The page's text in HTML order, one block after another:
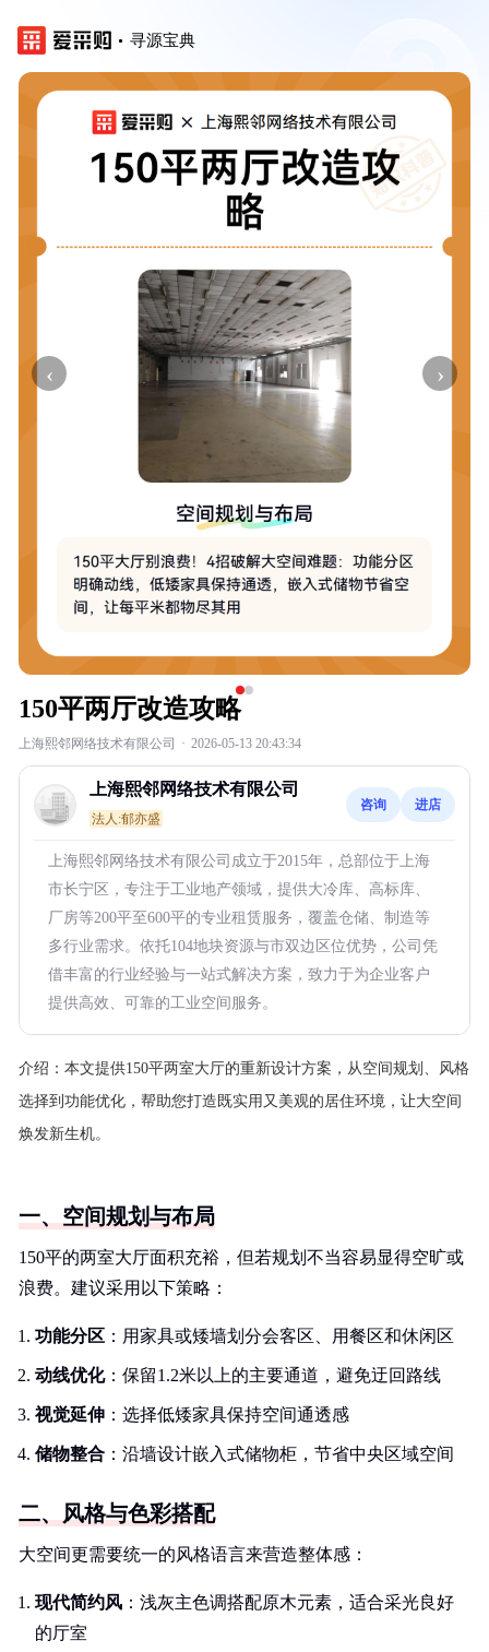
寻源宝典
‹ ›
150平两厅改造攻略
上海熙邻网络技术有限公司 · 2026-05-13 20:43:34
上海熙邻网络技术有限公司
法人:郁亦盛
咨询 进店
上海熙邻网络技术有限公司成立于2015年，总部位于上海
市长宁区，专注于工业地产领域，提供大冷库、高标库、
厂房等200平至600平的专业租赁服务，覆盖仓储、制造等
多行业需求。依托104地块资源与市双边区位优势，公司凭
借丰富的行业经验与一站式解决方案，致力于为企业客户
提供高效、可靠的工业空间服务。
介绍： 本文提供150平两室大厅的重新设计方案，从空间规划、风格
选择到功能优化，帮助您打造既实用又美观的居住环境，让大空间
焕发新生机。
一、空间规划与布局
150平的两室大厅面积充裕，但若规划不当容易显得空旷或
浪费。建议采用以下策略：
功能分区 ：用家具或矮墙划分会客区、用餐区和休闲区
动线优化：保留1.2米以上的主要通道，避免迂回路线
视觉延伸 ：选择低矮家具保持空间通透感
储物整合 ：沿墙设计嵌入式储物柜，节省中央区域空间
二、风格与色彩搭配
大空间更需要统一的风格语言来营造整体感：
现代简约风 ：浅灰主色调搭配原木元素，适合采光良好
的厅室